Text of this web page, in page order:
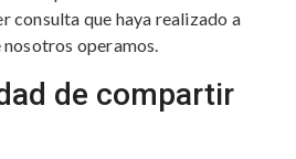
consulta que haya realizado a
operamos.
de compartir